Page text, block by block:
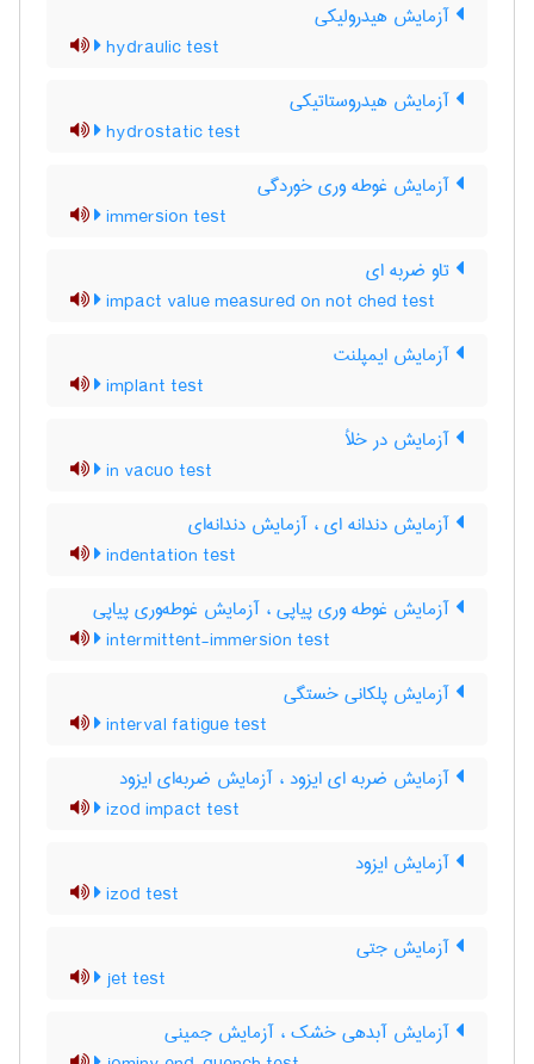
آزمایش هیدرولیکی
hydraulic test
آزمایش هیدروستاتیکی
hydrostatic test
آزمایش غوطه وری خوردگی
immersion test
تاو ضربه ای
impact value measured on not ched test
آزمایش ایمپلنت
implant test
آزمایش در خلأ
in vacuo test
آزمایش دندانه ای ، آزمایش دندانه‌ای
indentation test
آزمایش غوطه وری پیاپی ، آزمایش غوطه‌وری پیاپی
intermittent-immersion test
آزمایش پلکانی خستگی
interval fatigue test
آزمایش ضربه ای ایزود ، آزمایش ضربه‌ای ایزود
izod impact test
آزمایش ایزود
izod test
آزمایش جتی
jet test
آزمایش آبدهی خشک ، آزمایش جمینی